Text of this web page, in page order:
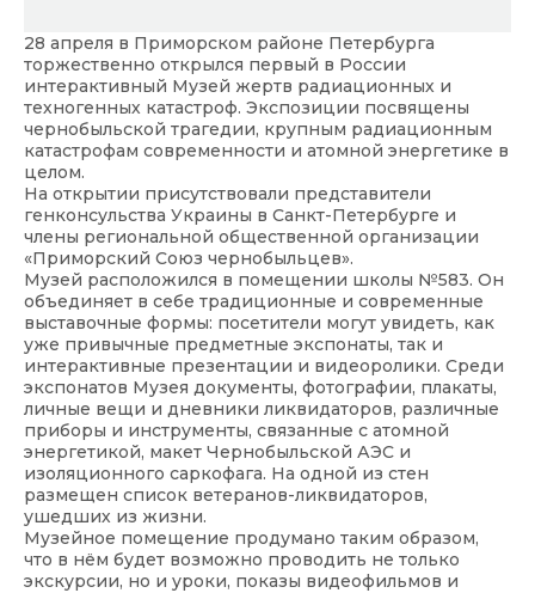
28 апреля в Приморском районе Петербурга
торжественно открылся первый в России
интерактивный Музей жертв радиационных и
техногенных катастроф. Экспозиции посвящены
чернобыльской трагедии, крупным радиационным
катастрофам современности и атомной энергетике в
целом.
На открытии присутствовали представители
генконсульства Украины в Санкт-Петербурге и
члены региональной общественной организации
«Приморский Союз чернобыльцев».
Музей расположился в помещении школы №583. Он
объединяет в себе традиционные и современные
выставочные формы: посетители могут увидеть, как
уже привычные предметные экспонаты, так и
интерактивные презентации и видеоролики. Среди
экспонатов Музея документы, фотографии, плакаты,
личные вещи и дневники ликвидаторов, различные
приборы и инструменты, связанные с атомной
энергетикой, макет Чернобыльской АЭС и
изоляционного саркофага. На одной из стен
размещен список ветеранов-ликвидаторов,
ушедших из жизни.
Музейное помещение продумано таким образом,
что в нём будет возможно проводить не только
экскурсии, но и уроки, показы видеофильмов и